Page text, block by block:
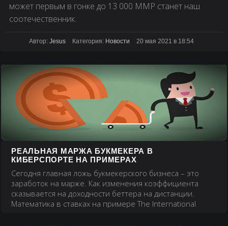
может первым в гонке до 13 000 ММР станет наш
соотечественник.
Автор: Jesus Категория: Новости 20 мая 2021 в 18:54
РЕАЛЬНАЯ МАРЖА БУКМЕКЕРА В
КИБЕРСПОРТЕ НА ПРИМЕРАХ
Сегодня главная ложь букмекерского бизнеса – это
заработок на марже. Как изменения коэффициента
сказывается на доходности беттера на дистанции.
Математика в ставках на примере The International